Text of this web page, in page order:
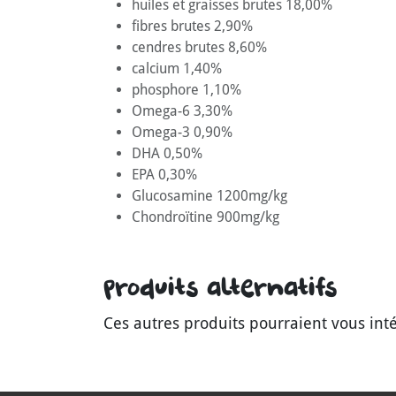
huiles et graisses brutes 18,00%
fibres brutes 2,90%
cendres brutes 8,60%
calcium 1,40%
phosphore 1,10%
Omega-6 3,30%
Omega-3 0,90%
DHA 0,50%
EPA 0,30%
Glucosamine 1200mg/kg
Chondroïtine 900mg/kg
Produits alternatifs
Ces autres produits pourraient vous